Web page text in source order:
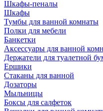
Шкафы-пеналы
Шкафы
Тумбы для ванной комнаты
Полки для мебели
Банкетки
Аксессуары для ванной
Держатели для туалетной
Ершики
Стаканы для ванной
Дозаторы
Мыльницы
Боксы для салфеток